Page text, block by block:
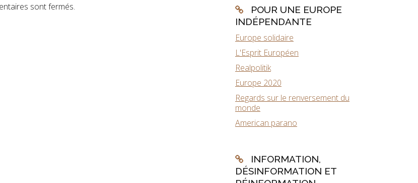
sont fermés.
POUR UNE EUROPE
INDÉPENDANTE
Europe solidaire
L'Esprit Européen
Realpolitik
Europe 2020
Regards sur le renversement du
monde
American parano
INFORMATION,
DÉSINFORMATION ET